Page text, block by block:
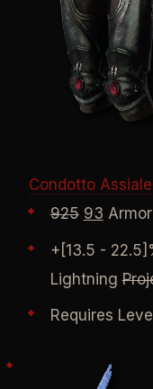
Condotto Assiale
925 93 Armor
+[13.5 -
Lightning
Requires